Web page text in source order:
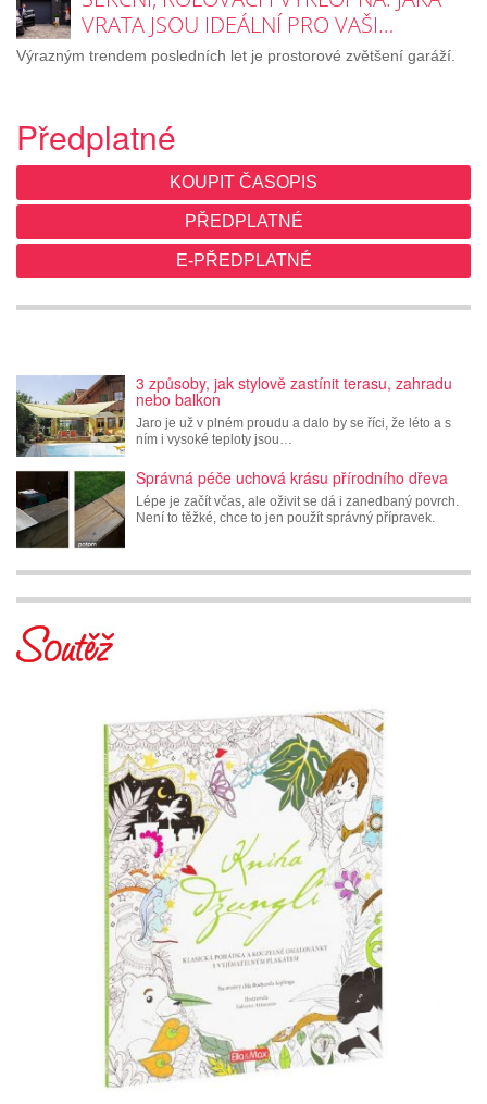
VRATA JSOU IDEÁLNÍ PRO VAŠI…
Výrazným trendem posledních let je prostorové zvětšení garáží.
Předplatné
KOUPIT ČASOPIS
PŘEDPLATNÉ
E-PŘEDPLATNÉ
3 způsoby, jak stylově zastínit terasu, zahradu
nebo balkon
Jaro je už v plném proudu a dalo by se říci, že léto a s
ním i vysoké teploty jsou…
Správná péče uchová krásu přírodního dřeva
Lépe je začít včas, ale oživit se dá i zanedbaný povrch.
Není to těžké, chce to jen použít správný přípravek.